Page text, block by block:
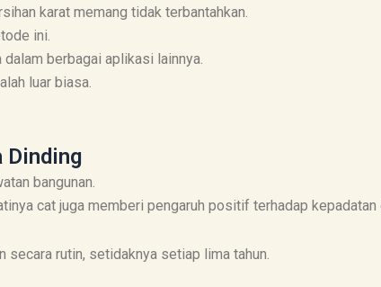
karat memang tidak terbantahkan.
ini.
berbagai aplikasi lainnya.
luar biasa.
Dinding
bangunan.
cat juga memberi pengaruh positif terhadap kepadatan
secara rutin, setidaknya setiap lima tahun.